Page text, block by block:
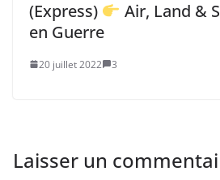
(Express)
Air, Land &
en Guerre
20 juillet 2022 3
Laisser un